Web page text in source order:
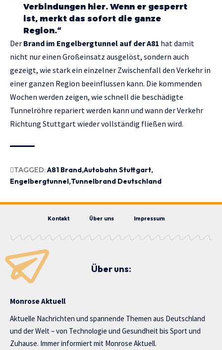
Verbindungen hier. Wenn er gesperrt
ist, merkt das sofort die ganze
Region.“
Der Brand im Engelbergtunnel auf der A81 hat damit
nicht nur einen Großeinsatz ausgelöst, sondern auch
gezeigt, wie stark ein einzelner Zwischenfall den Verkehr in
einer ganzen Region beeinflussen kann. Die kommenden
Wochen werden zeigen, wie schnell die beschädigte
Tunnelröhre repariert werden kann und wann der Verkehr
Richtung Stuttgart wieder vollständig fließen wird.
TAGGED:A81 Brand Autobahn Stuttgart
Engelbergtunnel Tunnelbrand Deutschland
Kontakt Über uns Impressum
Über uns:
Monrose Aktuell
Aktuelle Nachrichten und spannende Themen aus Deutschland
und der Welt – von Technologie und Gesundheit bis Sport und
Zuhause. Immer informiert mit Monrose Aktuell.